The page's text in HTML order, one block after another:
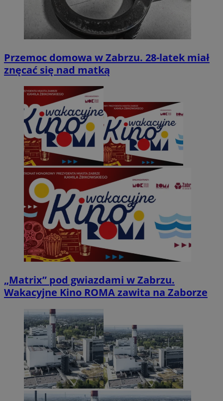
Przemoc domowa w Zabrzu. 28-latek miał
znęcać się nad matką
„Matrix” pod gwiazdami w Zabrzu.
Wakacyjne Kino ROMA zawita na Zaborze